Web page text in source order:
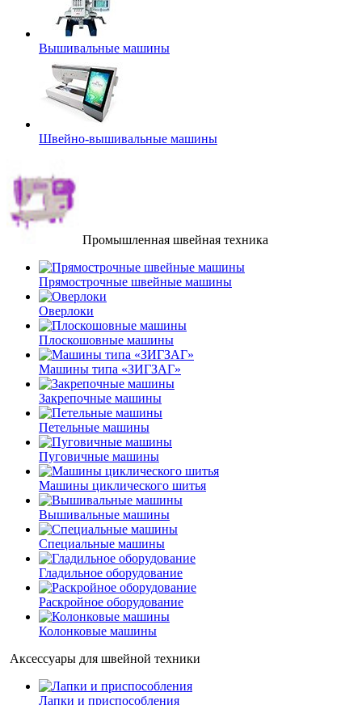
Вышивальные машины
Швейно-вышивальные машины
Промышленная швейная техника
Прямострочные швейные машины
Оверлоки
Плоскошовные машины
Машины типа «ЗИГЗАГ»
Закрепочные машины
Петельные машины
Пуговичные машины
Машины циклического шитья
Вышивальные машины
Специальные машины
Гладильное оборудование
Раскройное оборудование
Колонковые машины
Аксессуары для швейной техники
Лапки и приспособления